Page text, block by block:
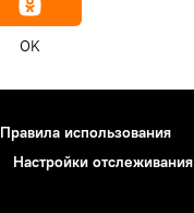
OK
Правила использования
Настройки отслеживания